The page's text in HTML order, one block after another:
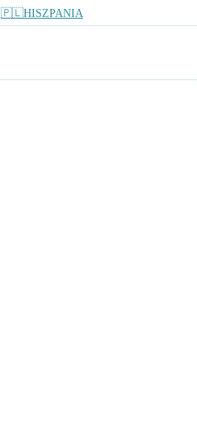
🇵🇱HISZPANIA